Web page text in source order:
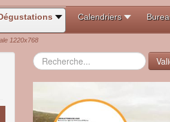
Calendriers
1220x768
Rechercher